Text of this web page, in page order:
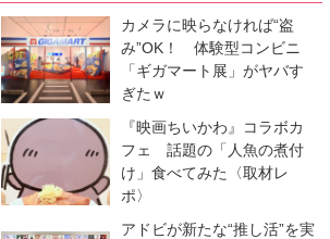
カメラに映らなければ“盗
み”OK！ 体験型コンビニ
「ギガマート展」がヤバす
ぎたｗ
『映画ちいかわ』コラボカ
フェ 話題の「人魚の煮付
け」食べてみた〈取材レ
ポ〉
アドビが新たな“推し活”を実